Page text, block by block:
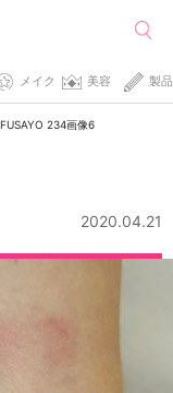
メイク 美容 製品
FUSAYO 234画像6
2020.04.21